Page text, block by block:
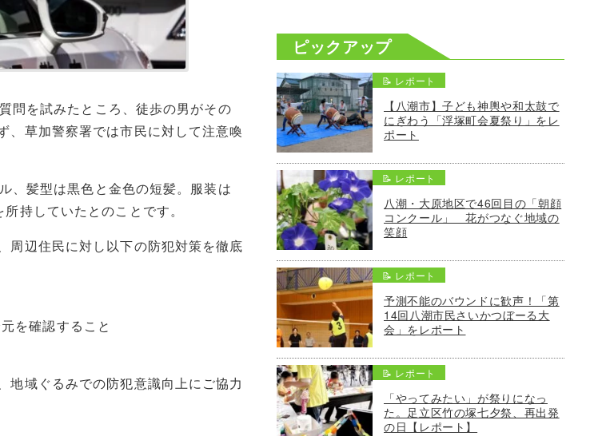
問を試みたところ、徒歩の男がその
、草加警察署では市民に対して注意喚
、髪型は黒色と金色の短髪。服装は
持していたとのことです。
周辺住民に対し以下の防犯対策を徹底
を確認すること
地域ぐるみでの防犯意識向上にご協力
ピックアップ
📝 レポート
【八潮市】子ども神輿や和太鼓で
にぎわう「浮塚町会夏祭り」をレ
ポート
📝 レポート
八潮・大原地区で46回目の「朝顔
コンクール」 花がつなぐ地域の
笑顔
📝 レポート
予測不能のバウンドに歓声！「第
14回八潮市民さいかつぼーる大
会」をレポート
📝 レポート
「やってみたい」が祭りになっ
た。足立区竹の塚七夕祭、再出発
の日【レポート】